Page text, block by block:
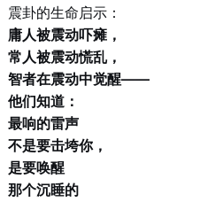
震卦的生命启示：
庸人被震动吓瘫，
常人被震动慌乱，
智者在震动中觉醒——
他们知道：
最响的雷声
不是要击垮你，
是要唤醒
那个沉睡的